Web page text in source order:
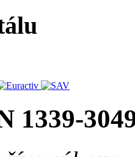
1339-